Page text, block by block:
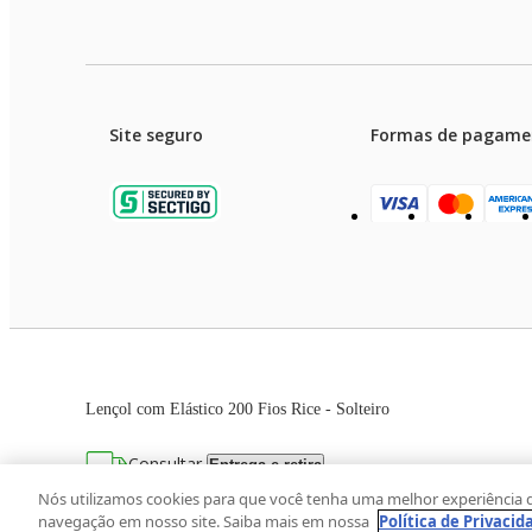
Lençol com Elástico 200 Fios Rice - Solteiro
Consultar Entrega e retira
Site seguro Formas de
Preços e condições de
As imagens dos produtos são meramente
Avenida Zaki Narchi, nº 1650, sobreloja,
Nós utilizamos cookies para que você tenha uma melhor experiência
navegação em nosso site. Saiba mais em nossa Política de